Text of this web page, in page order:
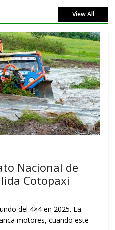
View All
Nacional de
Cotopaxi
del 4×4 en 2025. La
motores, cuando este